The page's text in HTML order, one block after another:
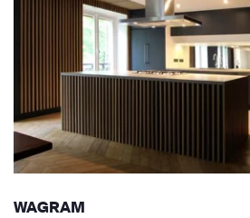
WAGRAM